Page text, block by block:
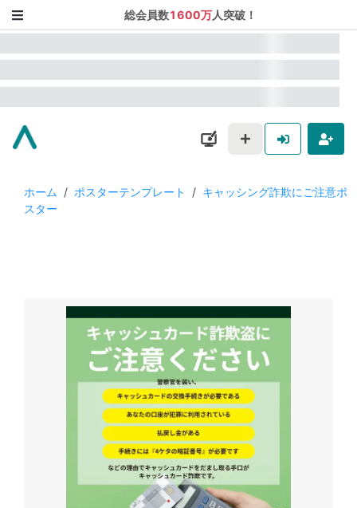
総会員数1600万人突破！
ホーム / ポスターテンプレート / キャッシング詐欺にご注意ポ
スター